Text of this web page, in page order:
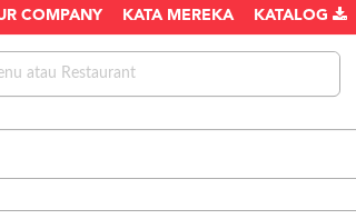
COMPANY KATA MEREKA KATALOG